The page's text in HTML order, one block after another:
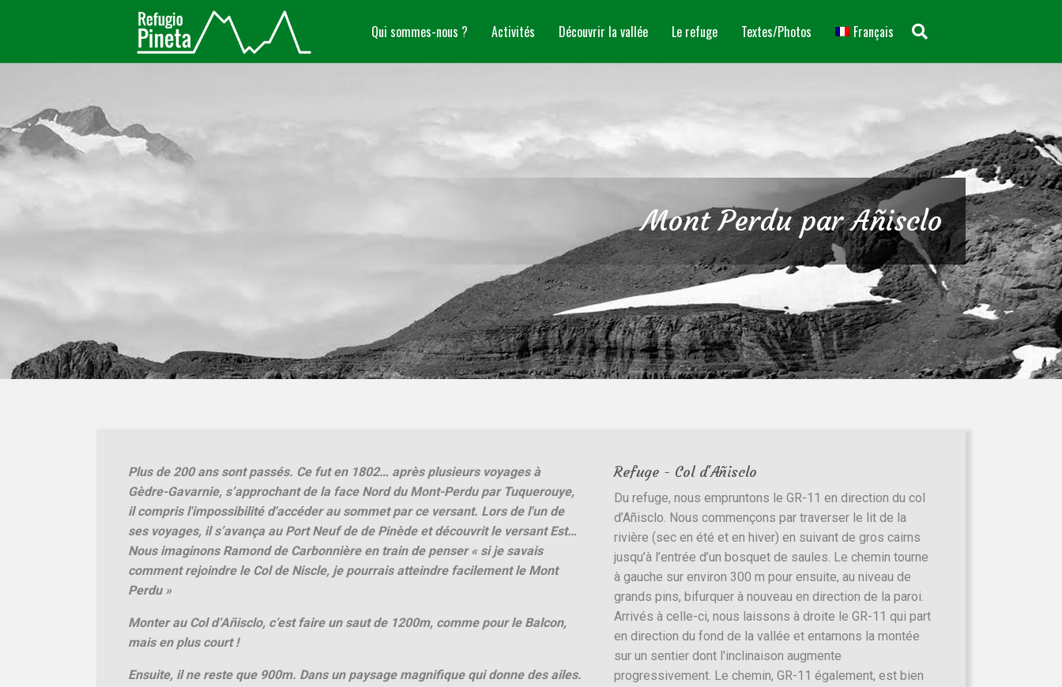
Qui sommes-nous ? Activités Découvrir la vallée Le refuge Textes/Photos Français
Mont Perdu par Añisclo
Plus de 200 ans sont passés. Ce fut en 1802… après plusieurs voyages à
Gèdre-Gavarnie, s’approchant de la face Nord du Mont-Perdu par Tuquerouye,
il compris l'impossibilité d'accéder au sommet par ce versant. Lors de l'un de
ses voyages, il s’avança au Port Neuf de de Pinède et découvrit le versant Est…
Nous imaginons Ramond de Carbonnière en train de penser « si je savais
comment rejoindre le Col de Niscle, je pourrais atteindre facilement le Mont
Perdu »
Monter au Col d’Añisclo, c’est faire un saut de 1200m, comme pour le Balcon,
mais en plus court !
Ensuite, il ne reste que 900m. Dans un paysage magnifique qui donne des ailes.
Refuge - Col d'Añisclo
Du refuge, nous empruntons le GR-11 en direction du col
d’Añisclo. Nous commençons par traverser le lit de la
rivière (sec en été et en hiver) en suivant de gros cairns
jusqu’à l’entrée d’un bosquet de saules. Le chemin tourne
à gauche sur environ 300 m pour ensuite, au niveau de
grands pins, bifurquer à nouveau en direction de la paroi.
Arrivés à celle-ci, nous laissons à droite le GR-11 qui part
en direction du fond de la vallée et entamons la montée
sur un sentier dont l'inclinaison augmente
progressivement. Le chemin, GR-11 également, est bien